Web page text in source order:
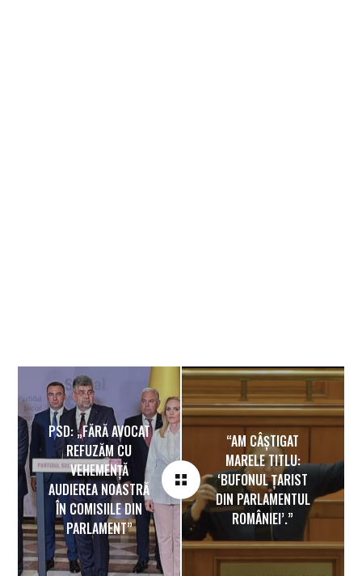
PSD: „FĂRĂ AVOCAT
REFUZĂM CU
VEHEMENȚĂ
AUDIEREA NOASTRĂ
ÎN COMISIILE DIN
PARLAMENT”
“AM CÂȘTIGAT
MARELE TITLU:
‘BUFONUL ȚARIST
DIN PARLAMENTUL
ROMÂNIEI’.”